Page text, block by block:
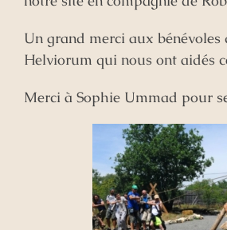
Un grand merci aux bénévoles
Helviorum qui nous ont aidés
Merci à Sophie Ummad pour